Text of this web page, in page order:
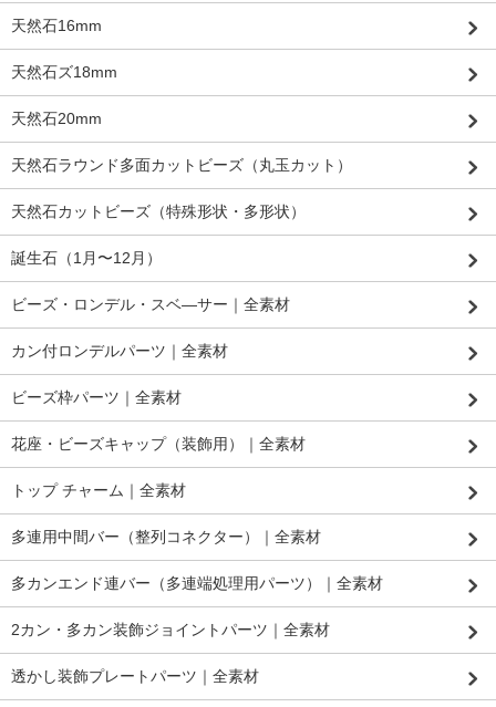
天然石16mm
天然石ズ18mm
天然石20mm
天然石ラウンド多面カットビーズ（丸玉カット）
天然石カットビーズ（特殊形状・多形状）
誕生石（1月〜12月）
ビーズ・ロンデル・スベ―サー｜全素材
カン付ロンデルパーツ｜全素材
ビーズ枠パーツ｜全素材
花座・ビーズキャップ（装飾用）｜全素材
トップ チャーム｜全素材
多連用中間バー（整列コネクター）｜全素材
多カンエンド連バー（多連端処理用パーツ）｜全素材
2カン・多カン装飾ジョイントパーツ｜全素材
透かし装飾プレートパーツ｜全素材